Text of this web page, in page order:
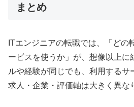
まとめ
ITエンジニアの転職では、「どの
ービスを使うか」が、想像以上に
ルや経験が同じでも、利用するサ
求人・企業・評価軸は大きく異な